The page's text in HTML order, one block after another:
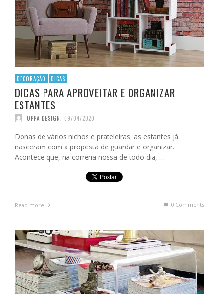
DECORAÇÃO DICAS
DICAS PARA APROVEITAR E ORGANIZAR
ESTANTES
OPPA DESIGN 09/04/2020
Donas de vários nichos e prateleiras, as estantes já
nasceram com a proposta de guardar e organizar.
Acontece que, na correria nossa de todo dia, …
Read more 0 Comments